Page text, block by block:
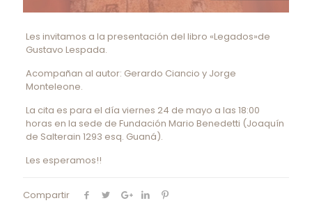
Les invitamos a la presentación del libro «Legados»de
Gustavo Lespada.
Acompañan al autor: Gerardo Ciancio y Jorge
Monteleone.
La cita es para el día viernes 24 de mayo a las 18:00
horas en la sede de Fundación Mario Benedetti (Joaquín
de Salterain 1293 esq. Guaná).
Les esperamos!!
Compartir